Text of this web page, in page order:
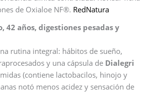
de Oxialoe NF®. RedNatura
42 años, digestiones pesadas y
rutina integral: hábitos de sueño,
y una cápsula de Dialegri
(contiene lactobacilos, hinojo y
notó menos acidez y sensación de